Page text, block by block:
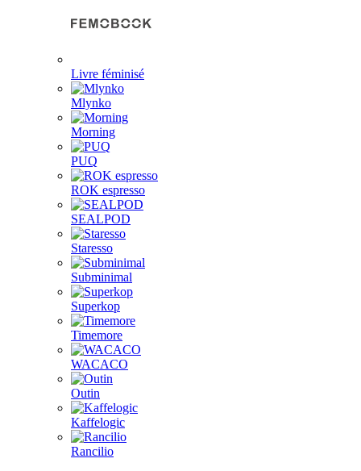
Livre féminisé
Mlynko
Morning
PUQ
ROK espresso
SEALPOD
Staresso
Subminimal
Superkop
Timemore
WACACO
Outin
Kaffelogic
Rancilio